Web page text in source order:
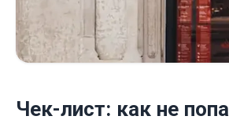
Чек-лист: как не